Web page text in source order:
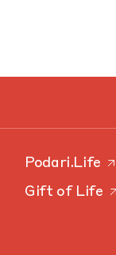
Podari.Life
Gift of Life